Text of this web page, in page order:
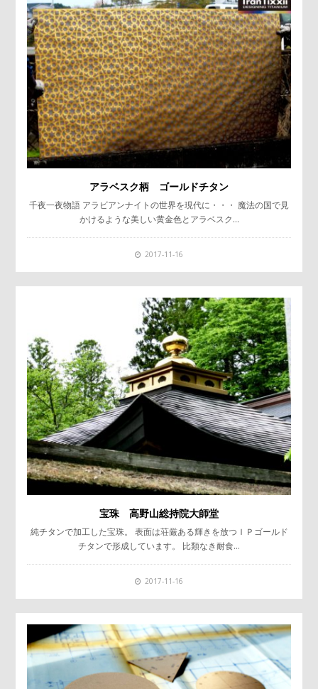
アラベスク柄 ゴールドチタン
千夜一夜物語 アラビアンナイトの世界を現代に・・・ 魔法の国で見
かけるような美しい黄金色とアラベスク…
2017-11-16
宝珠 高野山総持院大師堂
純チタンで加工した宝珠。 表面は荘厳ある輝きを放つＩＰゴールド
チタンで形成しています。 比類なき耐食…
2017-11-16